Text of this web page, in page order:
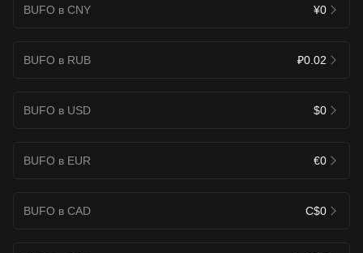
BUFO в CNY ¥0
BUFO в RUB ₽0.02
BUFO в USD $0
BUFO в EUR €0
BUFO в CAD C$0